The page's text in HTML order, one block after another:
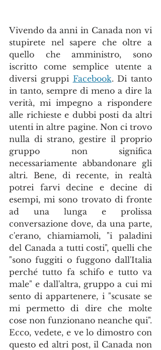
Vivendo da anni in Canada non vi
stupirete nel sapere che oltre a
quello che amministro, sono
iscritto come semplice utente a
diversi gruppi Facebook. Di tanto
in tanto, sempre di meno a dire la
verità, mi impegno a rispondere
alle richieste e dubbi posti da altri
utenti in altre pagine. Non ci trovo
nulla di strano, gestire il proprio
gruppo non significa
necessariamente abbandonare gli
altri. Bene, di recente, in realtà
potrei farvi decine e decine di
esempi, mi sono trovato di fronte
ad una lunga e prolissa
conversazione dove, da una parte,
c'erano, chiamiamoli, "i paladini
del Canada a tutti costi", quelli che
"sono fuggiti o fuggono dall'Italia
perché tutto fa schifo e tutto va
male" e dall'altra, gruppo a cui mi
sento di appartenere, i "scusate se
mi permetto di dire che molte
cose non funzionano neanche qui".
Ecco, vedete, e ve lo dimostro con
questo ed altri post, il Canada non